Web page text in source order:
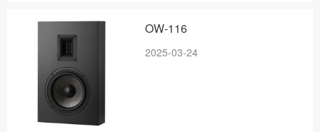
OW-116
2025-03-24